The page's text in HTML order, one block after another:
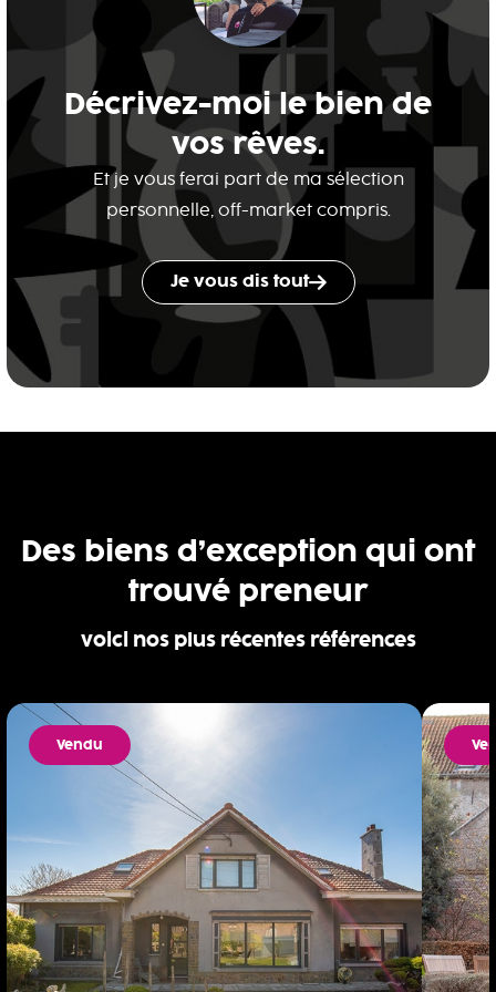
Décrivez-moi le bien de
vos rêves.
Et je vous ferai part de ma sélection
personnelle, off-market compris.
Je vous dis tout
Des biens d’exception qui ont
trouvé preneur
voici nos plus récentes références
Vendu